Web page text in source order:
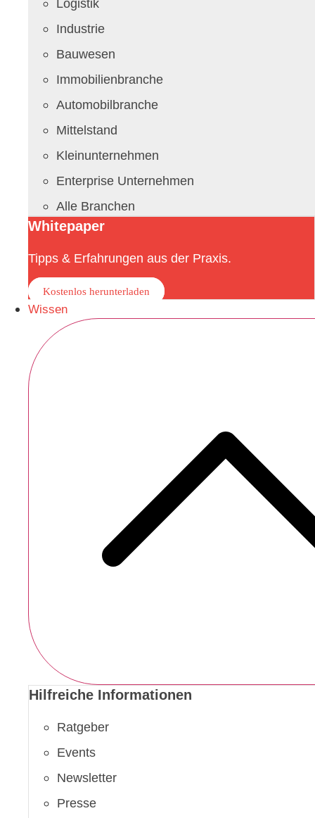
Logistik
Industrie
Bauwesen
Immobilienbranche
Automobilbranche
Mittelstand
Kleinunternehmen
Enterprise Unternehmen
Alle Branchen
Whitepaper
Tipps & Erfahrungen aus der Praxis.
Kostenlos herunterladen
Wissen
Hilfreiche Informationen
Ratgeber
Events
Newsletter
Presse